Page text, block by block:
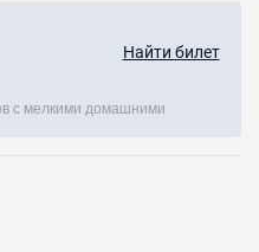
Найти билет
с мелкими домашними